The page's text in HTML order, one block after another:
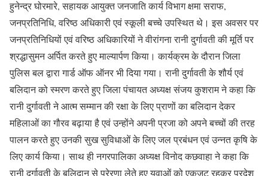
हुनेन्द्र घोरमारे, सहायक आयुक्त जनजाति कार्य विभाग क्षमा सराफ,
जनप्रतिनिधि, वरिष्ठ अधिकारी एवं स्कूली बच्चे उपस्थित थे। इस अवसर पर
जनप्रतिनिधियों एवं वरिष्ठ अधिकारियों ने वीरांगना रानी दुर्गावती की मूर्ति पर
श्रद्धासुमन अर्पित करते हुए माल्यार्पण किया। कार्यक्रम के दौरान जिला
पुलिस बल द्वारा गार्ड ऑफ ऑनर भी दिया गया। रानी दुर्गावती के शौर्य एवं
बलिदान को स्मरण करते हुए जिला पंचायत अध्यक्ष संजय कुशराम ने कहा कि
रानी दुर्गावती ने आत्म सम्मान की रक्षा के लिए प्राणों का बलिदान देकर
महिलाओं का गौरव बढ़ाया है एवं उन्होंने अपनी प्रजा को अपने बच्चों की तरह
पालन करते हुए उनकी सुख सुविधाओं के लिए जल प्रबंधन एवं उन्नत कृषि के
लिए कार्य किया। साथ ही नगरपालिका अध्यक्ष विनोद कछवाहा ने कहा कि
रानी दुर्गावती के बलिदान से प्रेरणा लेते हुए युवाओं को एकजुट रहकर प्रदेश